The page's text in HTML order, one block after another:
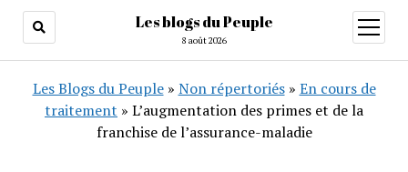
Les blogs du Peuple
8 août 2026
ouvrir
menu
Les Blogs du Peuple» Non répertoriés» En cours de
traitement » L’augmentation des primes et de la
franchise de l’assurance-maladie